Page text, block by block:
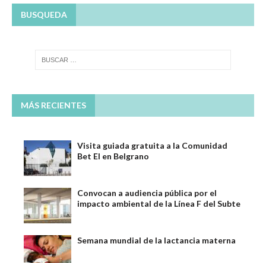
BUSQUEDA
MÁS RECIENTES
Visita guiada gratuita a la Comunidad
Bet El en Belgrano
Convocan a audiencia pública por el
impacto ambiental de la Línea F del Subte
Semana mundial de la lactancia materna